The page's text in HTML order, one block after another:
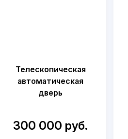
Телескопическая
автоматическая
дверь
300 000 руб.